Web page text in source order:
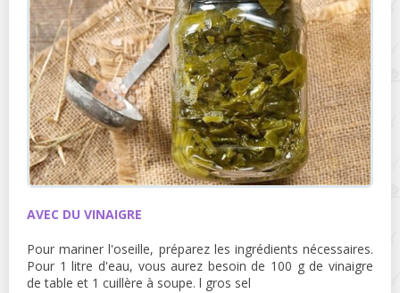
AVEC DU VINAIGRE
Pour mariner l'oseille, préparez les ingrédients nécessaires.
Pour 1 litre d'eau, vous aurez besoin de 100 g de vinaigre
de table et 1 cuillère à soupe. l gros sel